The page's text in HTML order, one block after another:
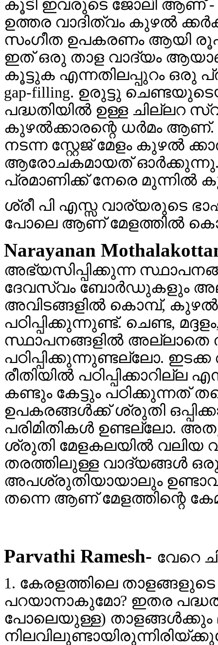
കൂടി ഇവരുടെ ജോലി ആണ് -
ഉത്തര വാദിത്വം കുഴല്‍
സംഗീത ഉപകരണം ആയി
ഇത് ഒരു താള വാദ്യം
കൂട്ടുക എന്നതിലപ്പുറം ഒരു
gap-filling. ഉരുട്ടു
പദ്ധതിയില്‍ ഉള്ള ചില്ലറ
കുഴല്‍ക്കാരന്റെ ധര്‍മം ആണ്.
നടന്ന സ്റ്റേജ് മേളം കുഴല്‍
ആരോചകമായത്
പ്രമാണിക്ക് നേരെ മുന്നില്‍
ശ്രീ പി എസ്സ വാര്യരുടെ
പോലെ ആണ് മേളത്തില്‍
Narayanan
അഭ്യസിപ്പിക്കുന്ന
ദേവസ്വം ബോര്‍ഡുകളും
അവിടങ്ങളില്‍ കൊമ്പ്,
പഠിപ്പിക്കുന്നുണ്ട്. ചെണ്ട,
സ്ഥാപനങ്ങളില്‍ അല്ലാതെ
പഠിപ്പിക്കുന്നുണ്ടല്ലോ.
രീതിയില്‍ പഠിപ്പിക്കാറില്ല
കണ്ടും കേട്ടും പഠിക്കുന്നത്
ഉപകരങ്ങള്‍ക്ക് ശ്രുതി
പരിമിതികള്‍ ഉണ്ടല്ലോ.
ശ്രുതി മേളകലയില്‍ വലിയ
തരത്തിലുള്ള വാദ്യങ്ങള്‍
അപശ്രുതിയായാലും
തന്നെ ആണ് മേളത്തിന്റെ
Parvathi Ramesh- വേറെ
1. കേരളത്തിലെ
പറയാനാകുമോ? ഇതര
പോലെയുള്ള) താളങ്ങള്‍ക്കും